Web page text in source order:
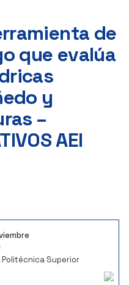
de
que evalúa
y
–
AEI
Politécnica Superior